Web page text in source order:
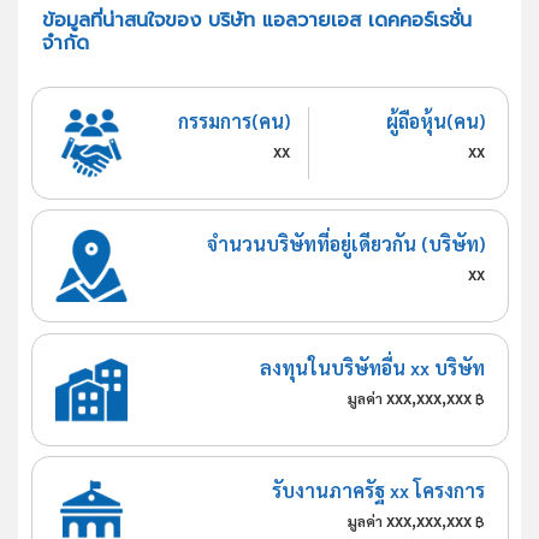
ข้อมูลที่น่าสนใจของ บริษัท แอลวายเอส เดคคอร์เรชั่น
จำกัด
กรรมการ(คน)
xx
ผู้ถือหุ้น(คน)
xx
จำนวนบริษัทที่อยู่เดียวกัน (บริษัท)
xx
ลงทุนในบริษัทอื่น xx บริษัท
มูลค่า xxx,xxx,xxx ฿
รับงานภาครัฐ xx โครงการ
มูลค่า xxx,xxx,xxx ฿